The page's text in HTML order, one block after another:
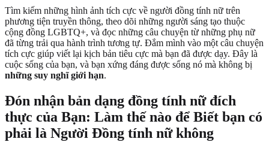
Tìm kiếm những hình ảnh tích cực về người đồng tính nữ trên
phương tiện truyền thông, theo dõi những người sáng tạo thuộc
cộng đồng LGBTQ+, và đọc những câu chuyện từ những phụ nữ
đã từng trải qua hành trình tương tự. Đắm mình vào một câu chuyện
tích cực giúp viết lại kịch bản tiêu cực mà bạn đã được dạy. Đây là
cuộc sống của bạn, và bạn xứng đáng được sống nó mà không bị
những suy nghĩ giới hạn.
Đón nhận bản dạng đồng tính nữ đích
thực của Bạn: Làm thế nào để Biết bạn có
phải là Người Đồng tính nữ không